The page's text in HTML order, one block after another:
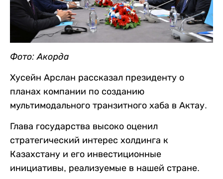
Фото: Акорда
Хусейн Арслан рассказал президенту о
планах компании по созданию
мультимодального транзитного хаба в Актау.
Глава государства высоко оценил
стратегический интерес холдинга к
Казахстану и его инвестиционные
инициативы, реализуемые в нашей стране.